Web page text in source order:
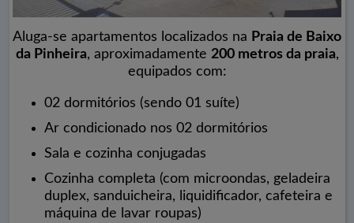
Aluga-se apartamentos localizados na Praia de Baixo
da Pinheira, aproximadamente 200 metros da praia,
equipados com:
02 dormitórios (sendo 01 suíte)
Ar condicionado nos 02 dormitórios
Sala e cozinha conjugadas
Cozinha completa (com microondas, geladeira
duplex, sanduicheira, liquidificador, cafeteira e
máquina de lavar roupas)